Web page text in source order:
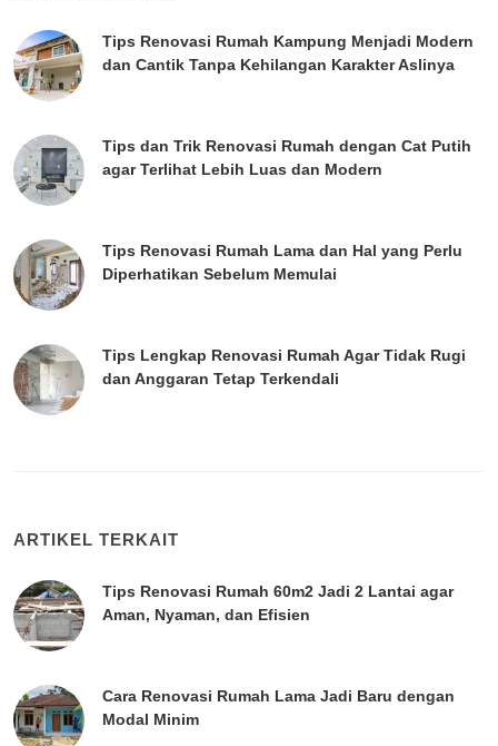
Tips Renovasi Rumah Kampung Menjadi Modern
dan Cantik Tanpa Kehilangan Karakter Aslinya
Tips dan Trik Renovasi Rumah dengan Cat Putih
agar Terlihat Lebih Luas dan Modern
Tips Renovasi Rumah Lama dan Hal yang Perlu
Diperhatikan Sebelum Memulai
Tips Lengkap Renovasi Rumah Agar Tidak Rugi
dan Anggaran Tetap Terkendali
ARTIKEL TERKAIT
Tips Renovasi Rumah 60m2 Jadi 2 Lantai agar
Aman, Nyaman, dan Efisien
Cara Renovasi Rumah Lama Jadi Baru dengan
Modal Minim